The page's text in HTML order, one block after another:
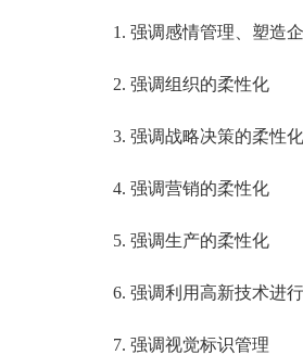
1. 强调感情管理、塑造企
2. 强调组织的柔性化
3. 强调战略决策的柔性化
4. 强调营销的柔性化
5. 强调生产的柔性化
6. 强调利用高新技术进
7. 强调视觉标识管理